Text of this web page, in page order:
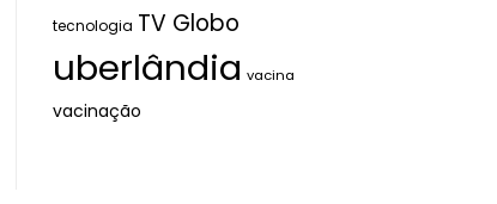
tecnologia TV Globo
uberlândia vacina
vacinação